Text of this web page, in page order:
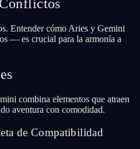
Entender cómo Aries y Gemini
— es crucial para la armonía a
combina elementos que atraen
aventura con comodidad.
de Compatibilidad